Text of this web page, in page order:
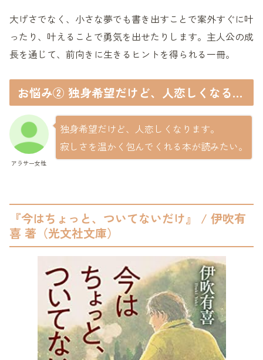
大げさでなく、小さな夢でも書き出すことで案外すぐに叶
ったり、叶えることで勇気を出せたりします。主人公の成
長を通じて、前向きに生きるヒントを得られる一冊。
お悩み② 独身希望だけど、人恋しくなる…
アラサー女性
独身希望だけど、人恋しくなります。
寂しさを温かく包んでくれる本が読みたい。
『今はちょっと、ついてないだけ』 / 伊吹有
喜 著（光文社文庫）